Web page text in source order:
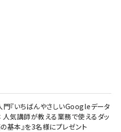
『いちばんやさしいGoogleデータ
人気講師が教える業務で使えるダッ
基本』を3名様にプレゼント